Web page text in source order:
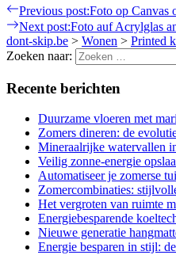
Previous post:Foto op Canvas
Next post:Foto auf Acrylglas
dont-skip.be > Wonen > Printed
Zoeken naar:
Recente berichten
Duurzame vloeren met
Zomers dineren: de
Mineraalrijke watervallen
Veilig zonne-energie
Automatiseer je zomerse
Zomercombinaties:
Het vergroten van ruimte
Energiebesparende
Nieuwe generatie
Energie besparen in stijl: